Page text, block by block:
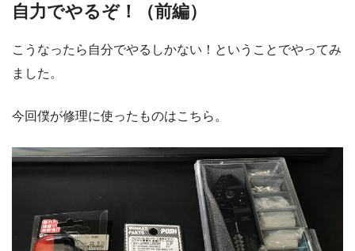
自力でやるぞ！（前編）
こうなったら自分でやるしかない！ということでやってみ
ました。
今回僕が修理に使ったものはこちら。